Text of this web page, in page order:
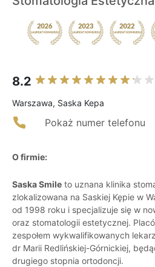
8.2
Warszawa, Saska Kepa
Pokaż numer telefonu
O firmie:
Saska Smile to uznana klinika
zlokalizowana na Saskiej Kępie w
od 1998 roku i specjalizuje się w
oraz stomatologii estetycznej.
zespołem wykwalifikowanych
dr Marii Redlińskiej-Górnickiej,
drugiego stopnia ortodoncji.